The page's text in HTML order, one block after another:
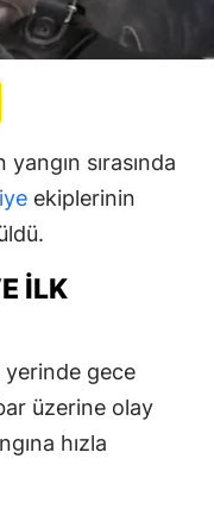
sırasında
ekiplerinin
İLK
yerinde gece
üzerine olay
hızla